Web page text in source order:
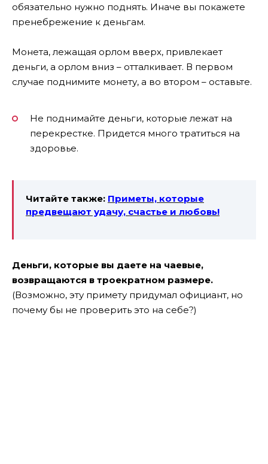
обязательно нужно поднять. Иначе вы покажете
пренебрежение к деньгам.
Монета, лежащая орлом вверх, привлекает
деньги, а орлом вниз – отталкивает. В первом
случае поднимите монету, а во втором – оставьте.
Не поднимайте деньги, которые лежат на
перекрестке. Придется много тратиться на
здоровье.
Читайте также: Приметы, которые
предвещают удачу, счастье и любовь!
Деньги, которые вы даете на чаевые,
возвращаются в троекратном размере.
(Возможно, эту примету придумал официант, но
почему бы не проверить это на себе?)